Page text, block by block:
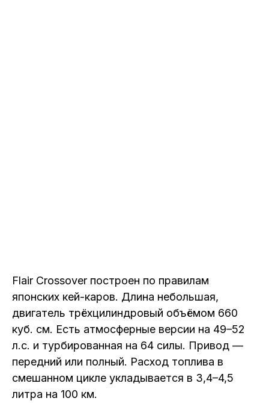
Flair Crossover построен по правилам
японских кей-каров. Длина небольшая,
двигатель трёхцилиндровый объёмом 660
куб. см. Есть атмосферные версии на 49–52
л.с. и турбированная на 64 силы. Привод —
передний или полный. Расход топлива в
смешанном цикле укладывается в 3,4–4,5
литра на 100 км.